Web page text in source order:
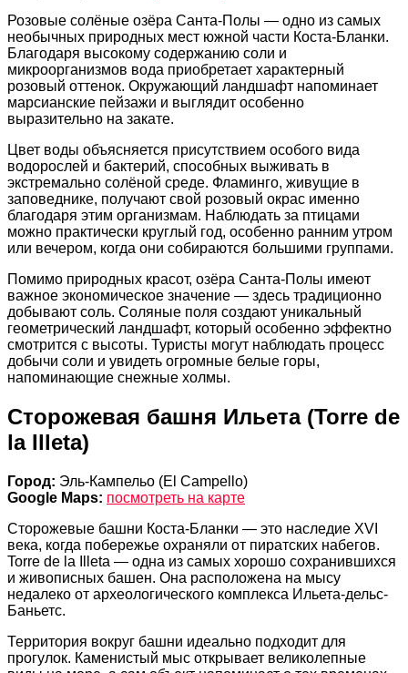
Розовые солёные озёра Санта-Полы — одно из самых
необычных природных мест южной части Коста-Бланки.
Благодаря высокому содержанию соли и
микроорганизмов вода приобретает характерный
розовый оттенок. Окружающий ландшафт напоминает
марсианские пейзажи и выглядит особенно
выразительно на закате.
Цвет воды объясняется присутствием особого вида
водорослей и бактерий, способных выживать в
экстремально солёной среде. Фламинго, живущие в
заповеднике, получают свой розовый окрас именно
благодаря этим организмам. Наблюдать за птицами
можно практически круглый год, особенно ранним утром
или вечером, когда они собираются большими группами.
Помимо природных красот, озёра Санта-Полы имеют
важное экономическое значение — здесь традиционно
добывают соль. Соляные поля создают уникальный
геометрический ландшафт, который особенно эффектно
смотрится с высоты. Туристы могут наблюдать процесс
добычи соли и увидеть огромные белые горы,
напоминающие снежные холмы.
Сторожевая башня Ильета (Torre de
la Illeta)
Город: Эль-Кампельо (El Campello)
Google Maps: посмотреть на карте
Сторожевые башни Коста-Бланки — это наследие XVI
века, когда побережье охраняли от пиратских набегов.
Torre de la Illeta — одна из самых хорошо сохранившихся
и живописных башен. Она расположена на мысу
недалеко от археологического комплекса Ильета-дельс-
Баньетс.
Территория вокруг башни идеально подходит для
прогулок. Каменистый мыс открывает великолепные